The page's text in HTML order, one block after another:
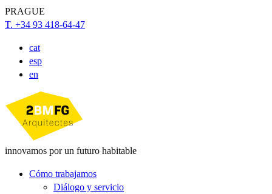
PRAGUE
T. +34 93 418-64-47
cat
esp
en
innovamos por un futuro habitable
Cómo trabajamos
Diálogo y servicio